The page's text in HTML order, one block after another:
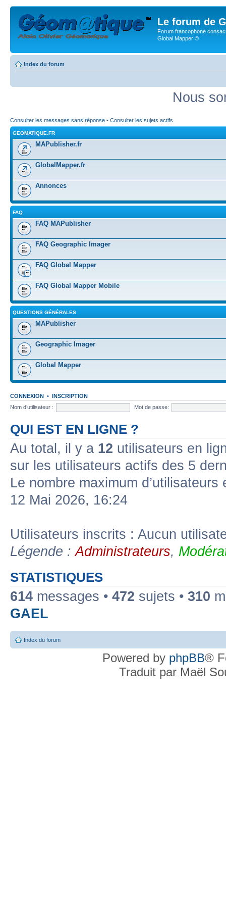
Le forum de
Forum francophone
Global Mapper ©
Index du forum
Nous
Consulter les messages sans réponse • Consulter les sujets actifs
GEOMATIQUE.FR
MAPublisher.fr
GlobalMapper.fr
Annonces
FAQ
FAQ MAPublisher
FAQ Geographic Imager
FAQ Global Mapper
FAQ Global Mapper Mobile
QUESTIONS GÉNÉRALES
MAPublisher
Geographic Imager
Global Mapper
CONNEXION • INSCRIPTION
Nom d’utilisateur :
Mot de passe:
QUI EST EN LIGNE ?
Au total, il y a 12 utilisateurs en
sur les utilisateurs actifs des 5
Le nombre maximum
12 Mai 2026, 16:24
Utilisateurs inscrits : Aucun
Légende :Administrateurs,
STATISTIQUES
614 messages • 472 sujets • 310
GAEL
Index du forum
Powered by phpBB®
Traduit par Maël